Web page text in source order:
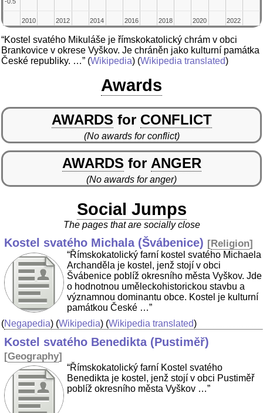
2010
2010 2012
2012 2014
2014 2016
2016 2018
2018 2020
2020 2022
2022
“Kostel svatého Mikuláše je římskokatolický chrám v obci
Brankovice v okrese Vyškov. Je chráněn jako kulturní památka
České republiky. …” (Wikipedia) (Wikipedia translated)
Awards
AWARDS for CONFLICT
(No awards for conflict)
AWARDS for ANGER
(No awards for anger)
Social Jumps
The pages that are socially close
Kostel svatého Michala (Švábenice) [Religion]
“Římskokatolický farní kostel svatého Michaela
Archanděla je kostel, jenž stojí v obci
Švábenice poblíž okresního města Vyškov. Jde
o hodnotnou uměleckohistorickou stavbu a
významnou dominantu obce. Kostel je kulturní
památkou České …”
(Negapedia) (Wikipedia) (Wikipedia translated)
Kostel svatého Benedikta (Pustiměř)
[Geography]
“Římskokatolický farní Kostel svatého
Benedikta je kostel, jenž stojí v obci Pustiměř
poblíž okresního města Vyškov …”